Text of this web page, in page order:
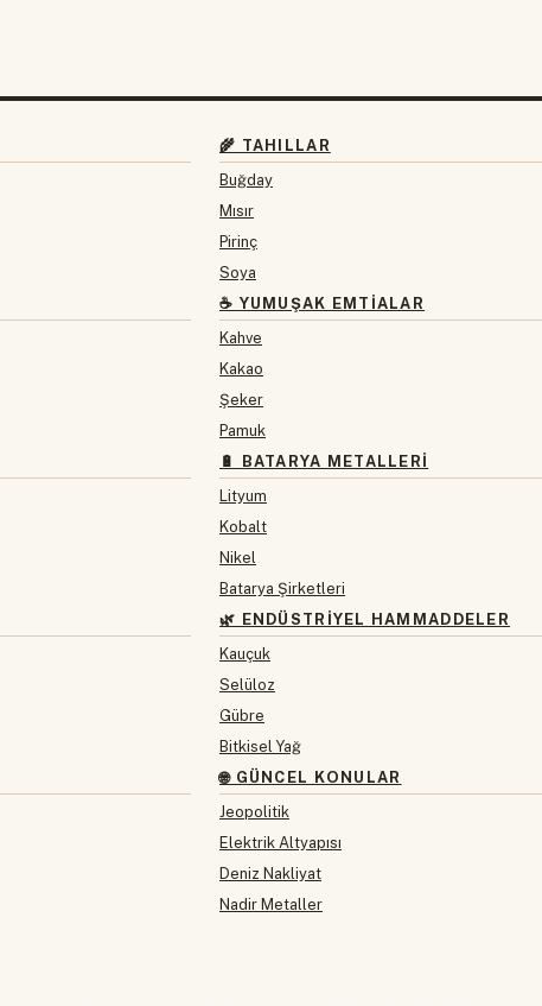
🌾 TAHILLAR
Buğday
Mısır
Pirinç
Soya
☕ YUMUŞAK EMTIALAR
Kahve
Kakao
Şeker
Pamuk
🔋 BATARYA METALLERI
Lityum
Kobalt
Nikel
Batarya Şirketleri
🌿 ENDÜSTRIYEL HAMMADDELER
Kauçuk
Selüloz
Gübre
Bitkisel Yağ
🌐 GÜNCEL KONULAR
Jeopolitik
Elektrik Altyapısı
Deniz Nakliyat
Nadir Metaller